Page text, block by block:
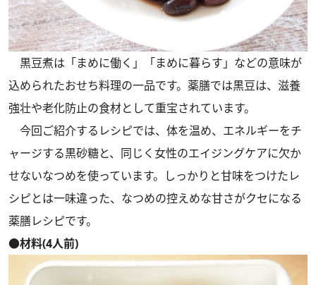
黒豆煮は「まめに働く」「まめに暮らす」などの意味が
込められたおせち料理の一品です。薬膳では黒豆は、滋養
強壮や老化防止の食材として重宝されています。
今回ご紹介するレシピでは、体を温め、エネルギーをチ
ャージする黒砂糖と、同じく女性のエイジングケアに欠か
せないなつめを使っています。しっかりと甘味をつけたレ
シピとは一味違った、なつめの控えめな甘さがクセになる
薬膳レシピです。
●材料(4人前)